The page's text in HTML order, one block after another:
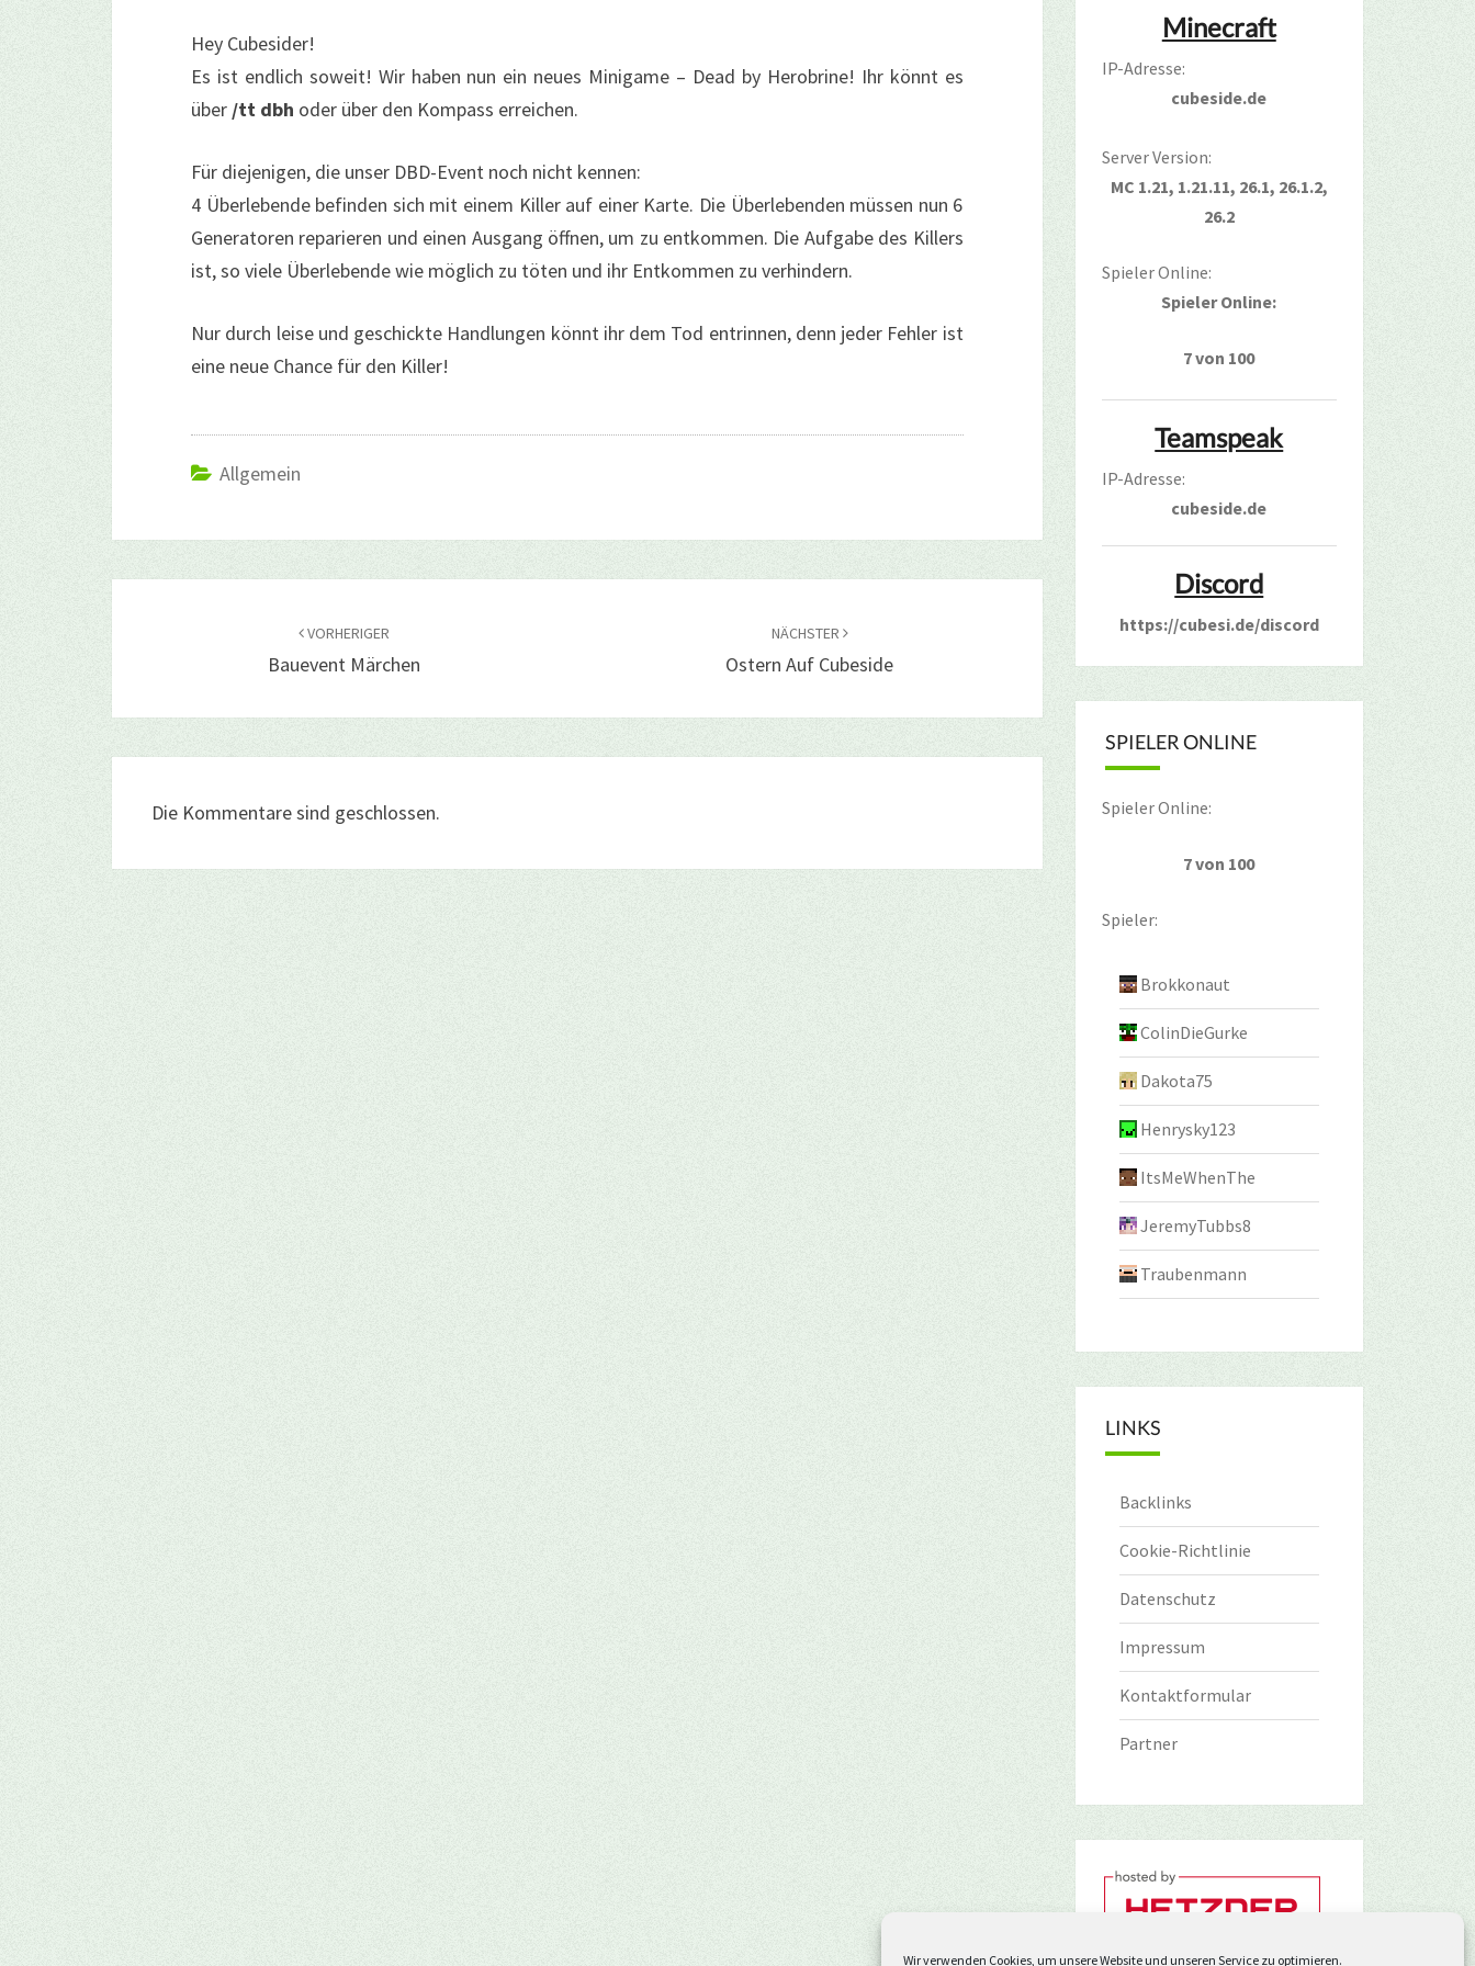
Wir verwenden Cookies, um unsere Website und unseren Service zu optimieren.
Hey Cubesider!
Es ist endlich soweit! Wir haben nun ein neues Minigame – Dead by Herobrine! Ihr könnt es
über /tt dbh oder über den Kompass erreichen.
Für diejenigen, die unser DBD-Event noch nicht kennen:
4 Überlebende befinden sich mit einem Killer auf einer Karte. Die Überlebenden müssen nun 6
Generatoren reparieren und einen Ausgang öffnen, um zu entkommen. Die Aufgabe des Killers
ist, so viele Überlebende wie möglich zu töten und ihr Entkommen zu verhindern.
Nur durch leise und geschickte Handlungen könnt ihr dem Tod entrinnen, denn jeder Fehler ist
eine neue Chance für den Killer!
Allgemein
VORHERIGER
Bauevent Märchen
NÄCHSTER
Ostern Auf Cubeside
Die Kommentare sind geschlossen.
Minecraft
IP-Adresse:
cubeside.de
Server Version:
MC 1.21, 1.21.11, 26.1, 26.1.2,
26.2
Spieler Online:
Spieler Online:
7 von 100
Teamspeak
IP-Adresse:
cubeside.de
Discord
https://cubesi.de/discord
SPIELER ONLINE
Spieler Online:
7 von 100
Spieler:
Brokkonaut
ColinDieGurke
Dakota75
Henrysky123
ItsMeWhenThe
JeremyTubbs8
Traubenmann
LINKS
Backlinks
Cookie-Richtlinie
Datenschutz
Impressum
Kontaktformular
Partner